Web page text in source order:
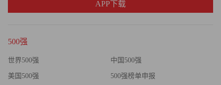
正改变和提升自己。”谈及当初的全球化策略，钱洪金坦
言，中国的工业发展与国外相比，还是有一定差距，要缩短
距离，一定要去追赶和实践。另一方面，在国内市场，早期
500强
世界500强 中国500强
美国500强 500强榜单申报
APP下载